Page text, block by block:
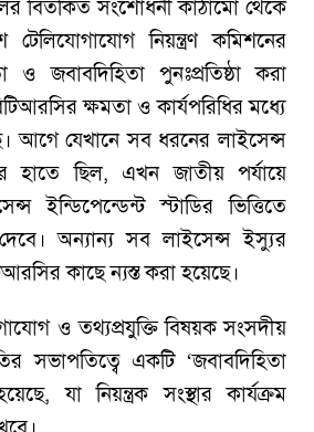
বিতর্কিত সংশোধনী কাঠামো থেকে
নিয়ন্ত্রণ কমিশনের
ও জবাবদিহিতা পুনঃপ্রতিষ্ঠা করা
ক্ষমতা ও কার্যপরিধির মধ্যে
আগে যেখানে সব ধরনের লাইসেন্স
হাতে ছিল, এখন জাতীয় পর্যায়ে
ইন্ডিপেন্ডেন্ট স্টাডির ভিত্তিতে
অন্যান্য সব লাইসেন্স ইস্যুর
কাছে ন্যস্ত করা হয়েছে।
ও তথ্যপ্রযুক্তি বিষয়ক সংসদীয়
সভাপতিত্বে একটি ‘জবাবদিহিতা
যা নিয়ন্ত্রক সংস্থার কার্যক্রম